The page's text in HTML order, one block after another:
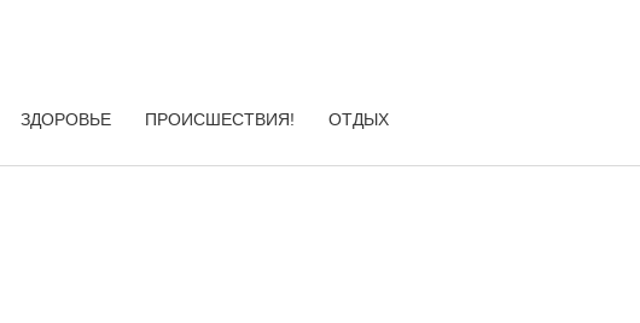
ЗДОРОВЬЕ ПРОИСШЕСТВИЯ! ОТДЫХ